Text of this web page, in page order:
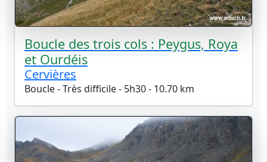
Boucle des trois cols : Peygus, Roya
et Ourdéis
Cervières
Boucle - Très difficile - 5h30 - 10.70 km